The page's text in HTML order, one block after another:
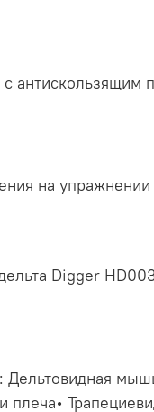
антискользящим
на
Digger